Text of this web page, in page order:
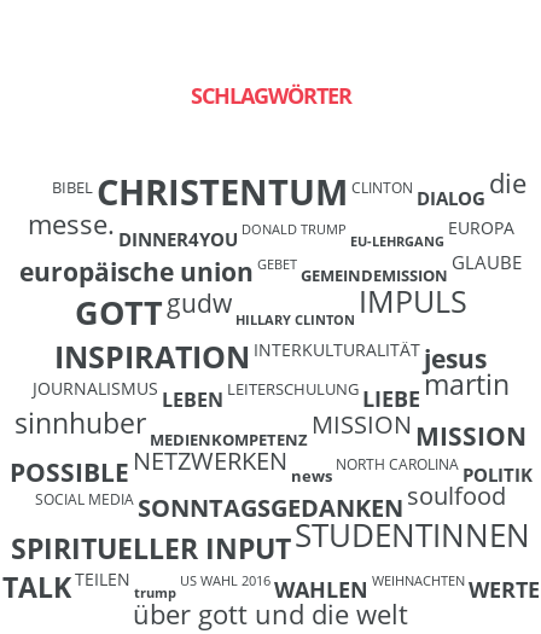
SCHLAGWÖRTER
BIBEL CHRISTENTUM CLINTON DIALOG die
messe. DINNER4YOU DONALD TRUMP
EU-LEHRGANG
EUROPA
europäische union GEBET GEMEINDEMISSION
GLAUBE
GOTTgudw HILLARY CLINTON IMPULS
INSPIRATION INTERKULTURALITÄT jesus
JOURNALISMUS LEBEN LEITERSCHULUNG LIEBEmartin
sinnhuber MEDIENKOMPETENZ MISSION MISSION
POSSIBLE NETZWERKEN news
NORTH CAROLINA POLITIK
SOCIAL MEDIA SONNTAGSGEDANKENsoulfood
SPIRITUELLER INPUTSTUDENTINNEN
TALKTEILEN
trump
US WAHL 2016 WAHLEN WEIHNACHTEN WERTE
über gott und die welt